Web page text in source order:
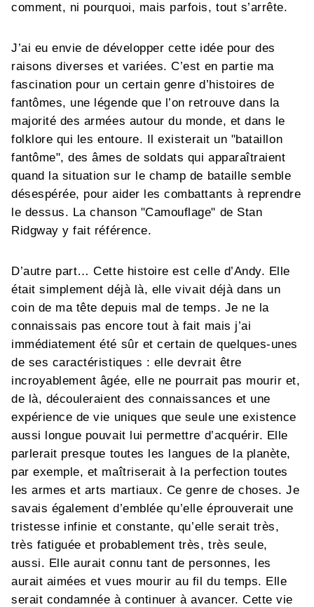
comment, ni pourquoi, mais parfois, tout s’arrête.
J’ai eu envie de développer cette idée pour des
raisons diverses et variées. C’est en partie ma
fascination pour un certain genre d’histoires de
fantômes, une légende que l’on retrouve dans la
majorité des armées autour du monde, et dans le
folklore qui les entoure. Il existerait un "bataillon
fantôme", des âmes de soldats qui apparaîtraient
quand la situation sur le champ de bataille semble
désespérée, pour aider les combattants à reprendre
le dessus. La chanson "Camouflage" de Stan
Ridgway y fait référence.
D’autre part… Cette histoire est celle d’Andy. Elle
était simplement déjà là, elle vivait déjà dans un
coin de ma tête depuis mal de temps. Je ne la
connaissais pas encore tout à fait mais j’ai
immédiatement été sûr et certain de quelques-unes
de ses caractéristiques : elle devrait être
incroyablement âgée, elle ne pourrait pas mourir et,
de là, découleraient des connaissances et une
expérience de vie uniques que seule une existence
aussi longue pouvait lui permettre d’acquérir. Elle
parlerait presque toutes les langues de la planète,
par exemple, et maîtriserait à la perfection toutes
les armes et arts martiaux. Ce genre de choses. Je
savais également d’emblée qu’elle éprouverait une
tristesse infinie et constante, qu’elle serait très,
très fatiguée et probablement très, très seule,
aussi. Elle aurait connu tant de personnes, les
aurait aimées et vues mourir au fil du temps. Elle
serait condamnée à continuer à avancer. Cette vie